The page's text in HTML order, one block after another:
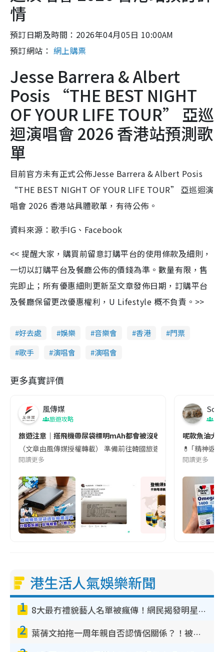
情
預訂日期及時間：2026年04月05日 10:00AM
預訂網站： 網上購票
Jesse Barrera & Albert
Posis “THE BEST NIGHT
OF YOUR LIFE TOUR” 亞巡
迴演唱會 2026 香港站預測歌
單
目前官方未有正式公佈Jesse Barrera & Albert Posis
“THE BEST NIGHT OF YOUR LIFE TOUR” 亞巡迴演
唱會 2026 香港站具體歌單，有待公佈。
資料來源：歌手IG、Facebook
<< 提醒大家，購買前留意訂購平台的使用條款及細則，
一切以訂購平台及餐廳公佈的價錢為準。數量有限，售
完即止；所有優惠細則更新至文章發佈日期，訂購平台
及餐廳保留更改優惠權利，U Lifestyle 概不負責。>>
好去處 娛樂 音樂會 香港
門票
歌手
演唱會 演唱會
更多真實評價
風傳媒
旅遊攻略
旅遊注意｜搭飛機帶尿袋標明mAh都會被沒收😱出發前切記檢查
（文章由風傳媒授權轉載） 準備前往韓國旅遊的民眾，近期要
閱讀更多
Soul
呢款魚油大
💊 ｢精神返
閱讀更多
港生活人氣娛樂新聞
1 8大最冇禮貌藝人名單被瘋傳！網民揭發明星真面目 一致數臭呢位係無品天花板？
2 葉蒨文拍拖一周年親自否認情侶關係？！被質疑感情造假竟稱GM「普通同事」